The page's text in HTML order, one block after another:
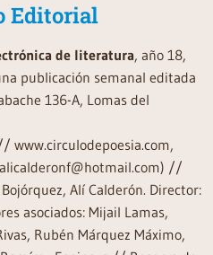
Editorial
de literatura, año 18,
publicación semanal editada
136-A, Lomas del
www.circulodepoesia.com,
//
Alí Calderón. Director:
asociados: Mijail Lamas,
Rubén Márquez Máximo,